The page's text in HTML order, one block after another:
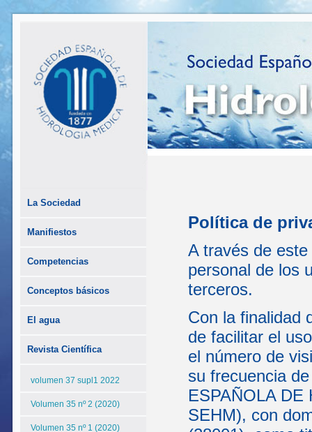
La Sociedad
Manifiestos
Competencias
Conceptos básicos
El agua
Revista Científica
volumen 37 supl1 2022
Volumen 35 nº 2 (2020)
Volumen 35 nº 1 (2020)
Política de
A través de
personal de los
terceros.
Con la finalidad
de facilitar el
el número de
su frecuencia
ESPAÑOLA DE
SEHM), con